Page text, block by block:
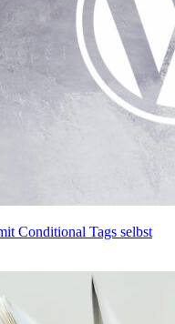
Conditional Tags selbst